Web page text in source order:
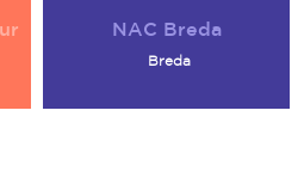
NAC Breda
Breda